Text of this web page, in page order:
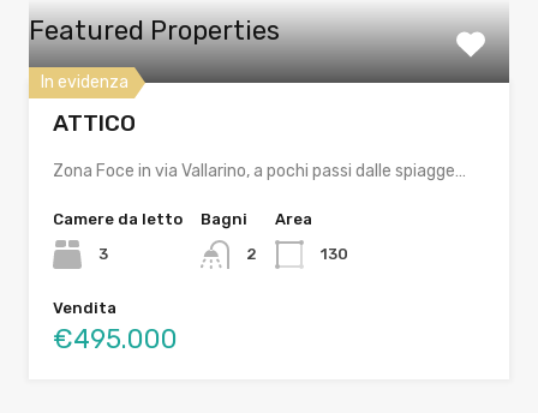
Featured Properties
In evidenza
ATTICO
Zona Foce in via Vallarino, a pochi passi dalle spiagge…
Camere da letto
3
Bagni
2
Area
130
Vendita
€495.000